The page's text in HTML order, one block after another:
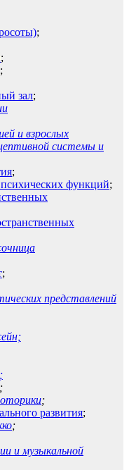
;
;
;
зал;
и взрослых
системы и
;
функций;
;
представлений
;
;
развития;
;
и музыкальной